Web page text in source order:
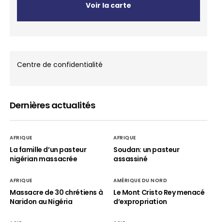
Voir la carte
Centre de confidentialité
Dernières actualités
AFRIQUE
La famille d’un pasteur
nigérian massacrée
AFRIQUE
Soudan: un pasteur
assassiné
AFRIQUE
Massacre de 30 chrétiens à
Naridon au Nigéria
AMÉRIQUE DU NORD
Le Mont Cristo Rey menacé
d’expropriation